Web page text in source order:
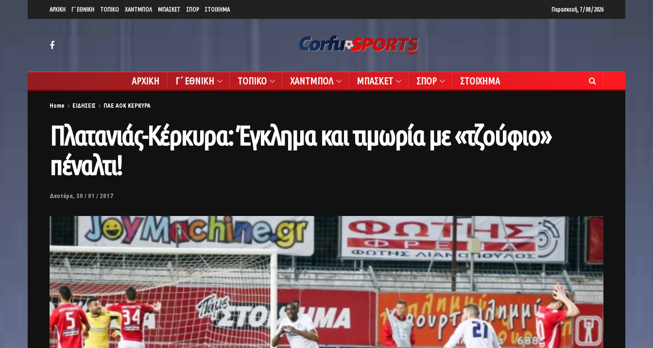
ΑΡΧΙΚΗ Γ΄ ΕΘΝΙΚΗ ΤΟΠΙΚΟ ΧΑΝΤΜΠΟΛ ΜΠΑΣΚΕΤ ΣΠΟΡ ΣΤΟΙΧΗΜΑ Παρασκευή, 7 / 08 / 2026
ΑΡΧΙΚΗ Γ΄ ΕΘΝΙΚΗ ΤΟΠΙΚΟ ΧΑΝΤΜΠΟΛ ΜΠΑΣΚΕΤ ΣΠΟΡ ΣΤΟΙΧΗΜΑ
Home ΕΙΔΗΣΕΙΣ ΠΑΕ ΑΟΚ ΚΕΡΚΥΡΑ
Πλατανιάς-Κέρκυρα: Έγκλημα και τιμωρία με «τζούφιο»
πέναλτι!
Δευτέρα, 30 / 01 / 2017